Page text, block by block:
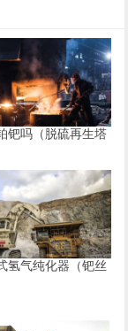
钯吗（脱硫再生塔
氢气纯化器（钯丝